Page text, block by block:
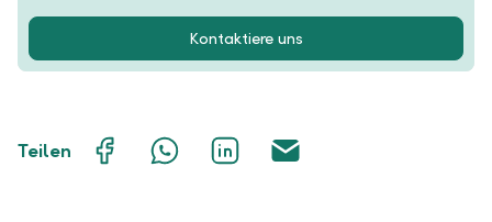
Kontaktiere uns
Teilen
Facebook WhatsAppLinkedIn